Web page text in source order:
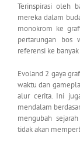
Terinspirasi oleh
mereka dalam
monokrom ke
pertarungan bos
referensi ke
Evoland 2 gaya
waktu dan
alur cerita. Ini
mendalam
mengubah
tidak akan